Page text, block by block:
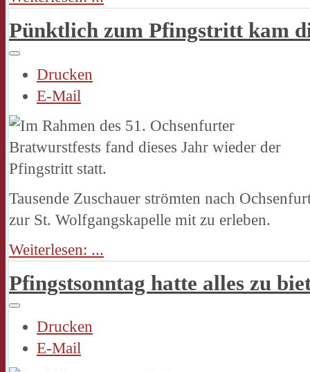
Pünktlich zum Pfingstritt kam
Drucken
E-Mail
Tausende Zuschauer strömten nach
zur St. Wolfgangskapelle mit zu erleben.
Weiterlesen: ...
Pfingstsonntag hatte alles zu
Drucken
E-Mail